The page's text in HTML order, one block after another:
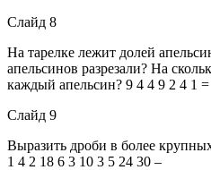
Слайд 8
На тарелке лежит долей
апельсинов разрезали? На
каждый апельсин? 9 4 4 9 2 4 1 =
Слайд 9
Выразить дроби в более
1 4 2 18 6 3 10 3 5 24 30 –